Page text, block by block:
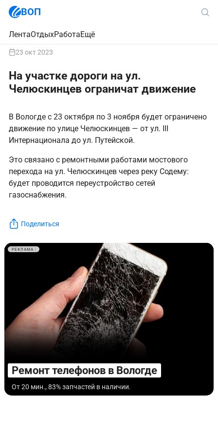
ВОП
ЛентаОтдыхРаботаЕщё
23 окт 2023
На участке дороги на ул.
Челюскинцев ограничат движение
В Вологде с 23 октября по 3 ноября будет ограничено
движение по улице Челюскинцев — от ул. III
Интернационала до ул. Путейской.
Это связано с ремонтными работами мостового
перехода на ул. Челюскинцев через реку Содему:
будет проводится переустройство сетей
газоснабжения.
Поделиться
РЕКЛАМА
Ремонт телефонов в Вологде
От 20 мин., 83% запчастей в наличии.